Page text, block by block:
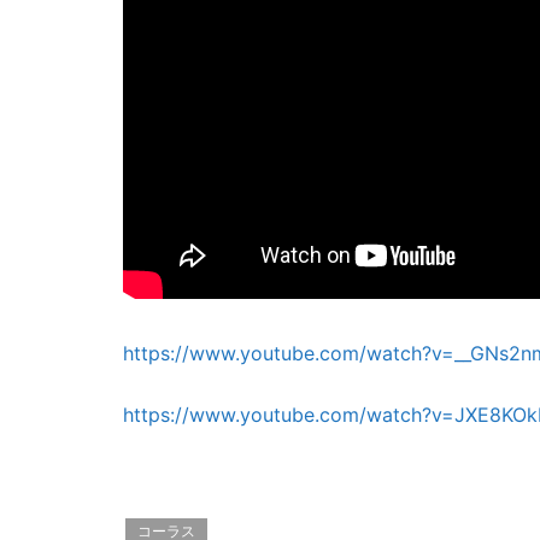
https://www.youtube.com/
https://www.youtube.com/
コーラス